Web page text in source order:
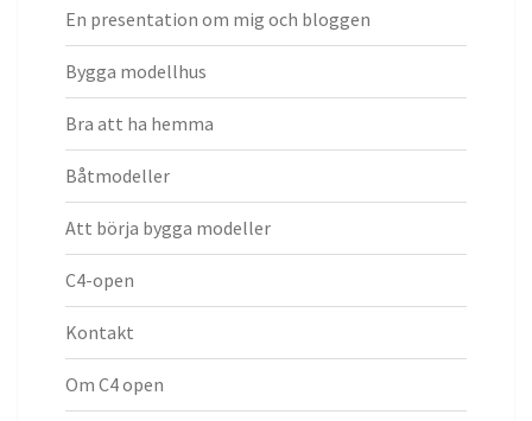
En presentation om mig och bloggen
Bygga modellhus
Bra att ha hemma
Båtmodeller
Att börja bygga modeller
C4-open
Kontakt
Om C4 open